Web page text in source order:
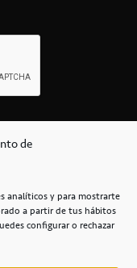
de
analíticos y para mostrarte
a partir de tus hábitos
configurar o rechazar